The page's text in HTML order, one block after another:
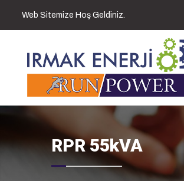
Web Sitemize Hoş Geldiniz.
RPR 55kVA